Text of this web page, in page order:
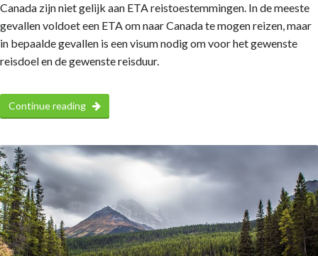
Canada zijn niet gelijk aan ETA reistoestemmingen. In de meeste
gevallen voldoet een ETA om naar Canada te mogen reizen, maar
in bepaalde gevallen is een visum nodig om voor het gewenste
reisdoel en de gewenste reisduur.
Continue reading